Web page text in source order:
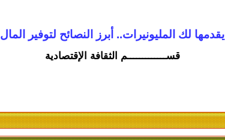
يقدمها لك المليونيرات.. أبرز النصائح لتوفير المال
قســـــــــــــم الثقافة الإقتصادية